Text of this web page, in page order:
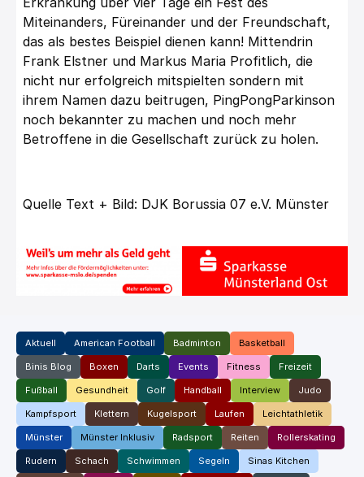
Miteinanders, Füreinander und der Freundschaft,
das als bestes Beispiel dienen kann! Mittendrin
Frank Elstner und Markus Maria Profitlich, die
nicht nur erfolgreich mitspielten sondern mit
ihrem Namen dazu beitrugen, PingPongParkinson
noch bekannter zu machen und noch mehr
Betroffene in die Gesellschaft zurück zu holen.
Quelle Text + Bild: DJK Borussia 07 e.V. Münster
Aktuell American Football Badminton Basketball
Binis Blog Boxen Darts Events Fitness Freizeit
Fußball Gesundheit Golf Handball Interview Judo
Kampfsport Klettern Kugelsport Laufen Leichtathletik
Münster Münster Inklusiv Radsport Reiten Rollerskating
Rudern Schach Schwimmen Segeln Sinas Kitchen